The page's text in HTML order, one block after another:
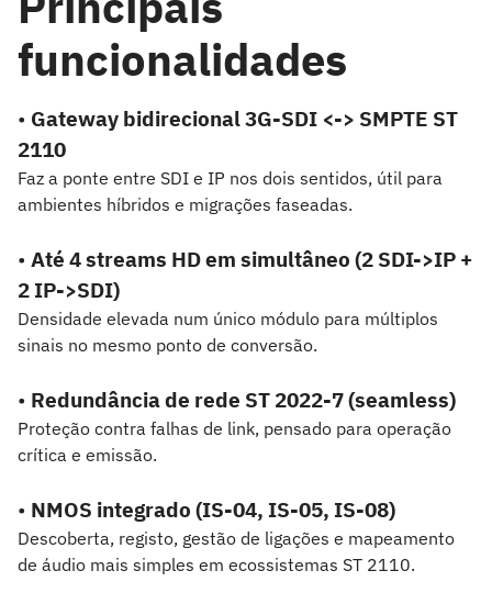
funcionalidades
• Gateway bidirecional 3G-SDI <-> SMPTE ST
2110
Faz a ponte entre SDI e IP nos dois sentidos, útil para
ambientes híbridos e migrações faseadas.
• Até 4 streams HD em simultâneo (2 SDI->IP +
2 IP->SDI)
Densidade elevada num único módulo para múltiplos
sinais no mesmo ponto de conversão.
• Redundância de rede ST 2022-7 (seamless)
Proteção contra falhas de link, pensado para operação
crítica e emissão.
• NMOS integrado (IS-04, IS-05, IS-08)
Descoberta, registo, gestão de ligações e mapeamento
de áudio mais simples em ecossistemas ST 2110.